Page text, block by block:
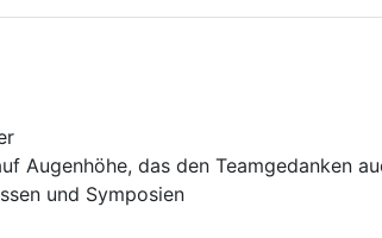
Augenhöhe, das den Teamgedanken
und Symposien